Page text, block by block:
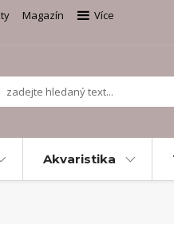
Magazín
Více
Akvaristika